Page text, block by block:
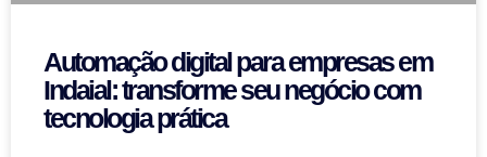
Automação digital para empresas em
Indaial: transforme seu negócio com
tecnologia prática